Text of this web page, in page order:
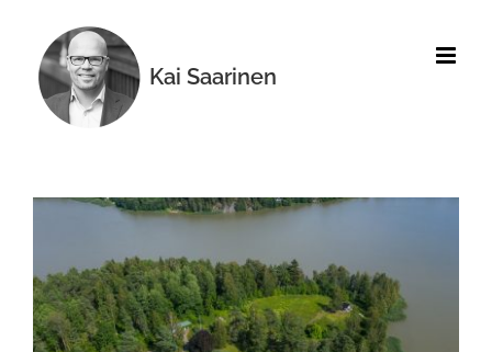
content
Kai Saarinen